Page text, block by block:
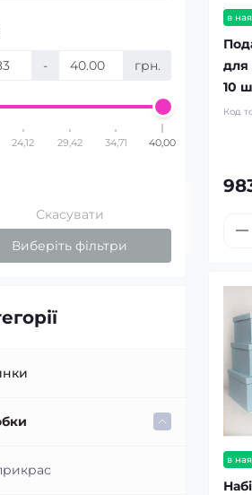
- грн.
24,12 29,42 34,71 40,00
Скасувати
Виберіть фільтри
в
для
10
Код
в